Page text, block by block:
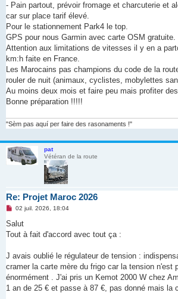
- Pain partout, prévoir fromage et charcuterie et
car sur place tarif élevé.
Pour le stationnement Park4 le top.
GPS pour nous Garmin avec carte OSM gratuite.
Attention aux limitations de vitesses il y en a
km:h faite en France.
Les Marocains pas champions du code de la
rouler de nuit (animaux, cyclistes, mobylettes
Au moins deux mois et faire peu mais profiter
Bonne préparation !!!!!
"Sèm pas aquí per faire des rasonaments !"
pat
Vétéran de la route
Re: Projet Maroc 2026
M
s
a
n
o
l
u
02 juil. 2026, 18:04
Salut
Tout à fait d'accord avec tout ça :
J avais oublié le régulateur de tension :
cramer la carte mère du frigo car la tension n'est
énormément . J'ai pris un Kemot 2000 W chez
1 an de 25 € et passe à 87 €, pas donné mais la